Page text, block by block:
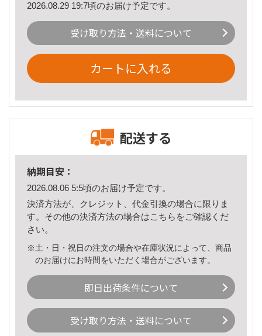
2026.08.29 19:7頃のお届け予定です。
受け取り方法・送料について
カートに入れる
配送する
納期目安：
2026.08.06 5:5頃のお届け予定です。
決済方法が、クレジット、代金引換の場合に限りま
す。その他の決済方法の場合はこちら をご確認くだ
さい。
※土・日・祝日の注文の場合や在庫状況によって、商品
のお届けにお時間をいただく場合がございます。
即日出荷条件について
受け取り方法・送料について